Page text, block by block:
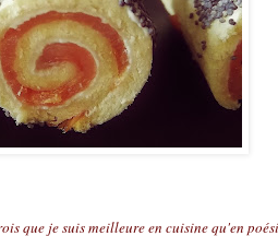
que je suis meilleure en cuisine qu'en